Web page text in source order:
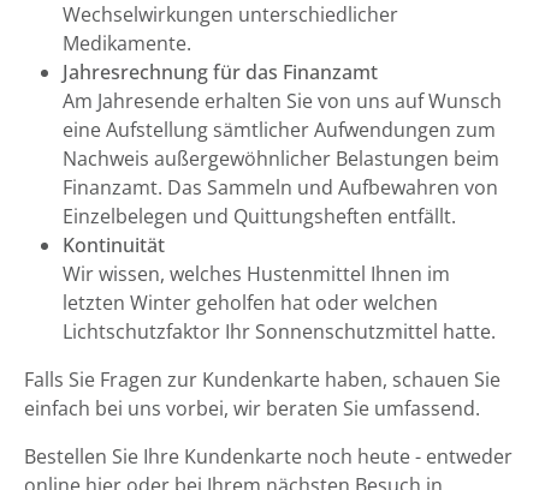
Wechselwirkungen unterschiedlicher
Medikamente.
Jahresrechnung für das Finanzamt
Am Jahresende erhalten Sie von uns auf Wunsch
eine Aufstellung sämtlicher Aufwendungen zum
Nachweis außergewöhnlicher Belastungen beim
Finanzamt. Das Sammeln und Aufbewahren von
Einzelbelegen und Quittungsheften entfällt.
Kontinuität
Wir wissen, welches Hustenmittel Ihnen im
letzten Winter geholfen hat oder welchen
Lichtschutzfaktor Ihr Sonnenschutzmittel hatte.
Falls Sie Fragen zur Kundenkarte haben, schauen Sie
einfach bei uns vorbei, wir beraten Sie umfassend.
Bestellen Sie Ihre Kundenkarte noch heute - entweder